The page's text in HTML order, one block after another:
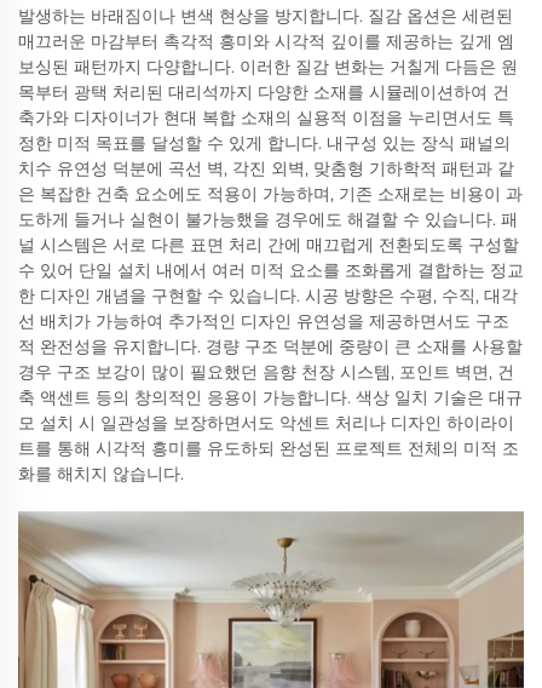
발생하는 바래짐이나 변색 현상을 방지합니다. 질감 옵션은 세련된
매끄러운 마감부터 촉각적 흥미와 시각적 깊이를 제공하는 깊게 엠
보싱된 패턴까지 다양합니다. 이러한 질감 변화는 거칠게 다듬은 원
목부터 광택 처리된 대리석까지 다양한 소재를 시뮬레이션하여 건
축가와 디자이너가 현대 복합 소재의 실용적 이점을 누리면서도 특
정한 미적 목표를 달성할 수 있게 합니다. 내구성 있는 장식 패널의
치수 유연성 덕분에 곡선 벽, 각진 외벽, 맞춤형 기하학적 패턴과 같
은 복잡한 건축 요소에도 적용이 가능하며, 기존 소재로는 비용이 과
도하게 들거나 실현이 불가능했을 경우에도 해결할 수 있습니다. 패
널 시스템은 서로 다른 표면 처리 간에 매끄럽게 전환되도록 구성할
수 있어 단일 설치 내에서 여러 미적 요소를 조화롭게 결합하는 정교
한 디자인 개념을 구현할 수 있습니다. 시공 방향은 수평, 수직, 대각
선 배치가 가능하여 추가적인 디자인 유연성을 제공하면서도 구조
적 완전성을 유지합니다. 경량 구조 덕분에 중량이 큰 소재를 사용할
경우 구조 보강이 많이 필요했던 음향 천장 시스템, 포인트 벽면, 건
축 액센트 등의 창의적인 응용이 가능합니다. 색상 일치 기술은 대규
모 설치 시 일관성을 보장하면서도 악센트 처리나 디자인 하이라이
트를 통해 시각적 흥미를 유도하되 완성된 프로젝트 전체의 미적 조
화를 해치지 않습니다.